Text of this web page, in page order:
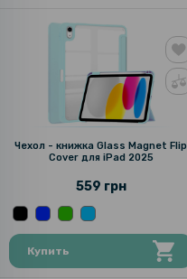
Чехол - книжка Glass Magnet Flip
Cover для iPad 2025
559 грн
Купить